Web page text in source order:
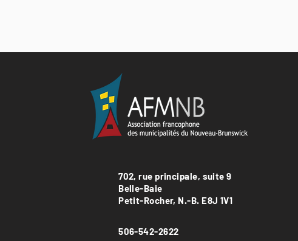
702, rue principale, suite 9
Belle-Baie
Petit-Rocher, N.-B. E8J 1V1
506-542-2622